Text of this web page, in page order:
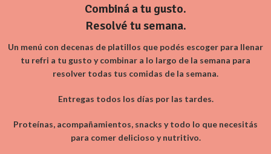
Combiná a tu gusto.
Resolvé tu semana.
Un menú con decenas de platillos que podés escoger para llenar
tu refri a tu gusto y combinar a lo largo de la semana para
resolver todas tus comidas de la semana.
Entregas todos los días por las tardes.
Proteínas, acompañamientos, snacks y todo lo que necesitás
para comer delicioso y nutritivo.